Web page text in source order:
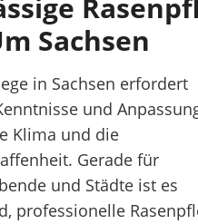
Sachsen
in Sachsen erfordert
und
Klima und die
Gerade für
und Städte ist es
professionelle